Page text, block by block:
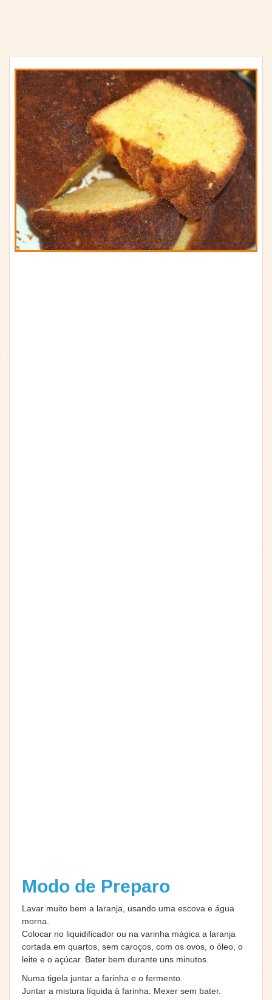
Modo de Preparo
Lavar muito bem a laranja, usando uma escova e água
morna.
Colocar no liquidificador ou na varinha mágica a laranja
cortada em quartos, sem caroços, com os ovos, o óleo, o
leite e o açúcar. Bater bem durante uns minutos.
Numa tigela juntar a farinha e o fermento.
Juntar a mistura líquida à farinha. Mexer sem bater.